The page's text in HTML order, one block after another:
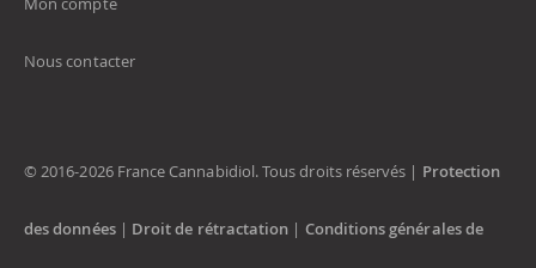
Nous contacter
© 2016-2026 France Cannabidiol. Tous droits réservés | Protection
des données| Droit de rétractation | Conditions générales de